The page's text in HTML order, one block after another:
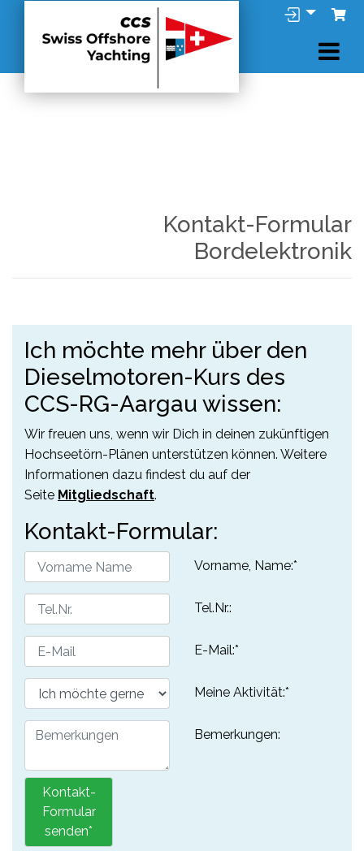
Kontakt-Formular
Bordelektronik
Ich möchte mehr über den
Dieselmotoren-Kurs des
CCS-RG-Aargau wissen:
Wir freuen uns, wenn wir Dich in deinen zukünftigen
Hochseetörn-Plänen unterstützen können. Weitere
Informationen dazu findest du auf der
Seite Mitgliedschaft.
Kontakt-Formular:
Vorname, Name:*
Tel.Nr.:
E-Mail:*
Meine Aktivität:*
Bemerkungen:
Kontakt-
Formular
senden*